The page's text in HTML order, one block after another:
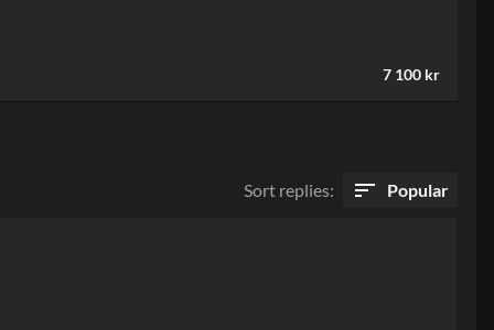
7 100 kr
Sort replies: sort Popular